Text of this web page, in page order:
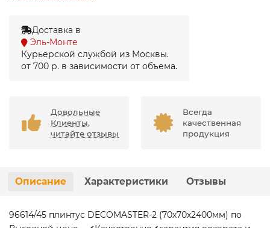
Доставка в
Эль-Монте
Курьерской службой из Москвы.
от 700 р. в зависимости от объема.
Довольные
Клиенты,
читайте отзывы
Всегда
качественная
продукция
Описание Характеристики Отзывы
96614/45 плинтус DECOMASTER-2 (70х70х2400мм) по